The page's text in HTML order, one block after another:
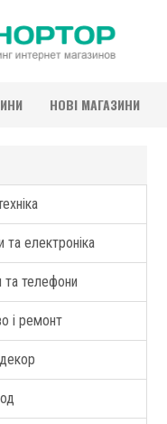
НОВІ МАГАЗИНИ
електроніка
телефони
і ремонт